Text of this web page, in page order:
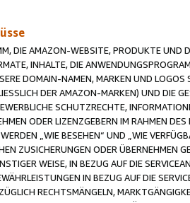
DIE AMAZON-WEBSITE, PRODUKTE UND
INHALTE, DIE
DOMAIN-NAMEN, MARKEN UND
DER AMAZON-MARKEN) UND DIE
SCHUTZRECHTE,
ODER LIZENZGEBERN IM RAHMEN
„WIE BESEHEN“ UND „WIE
ZUSICHERUNGEN ODER ÜBERNEHMEN
WEISE, IN BEZUG AUF DIE
IN BEZUG AUF DIE
RECHTSMÄNGELN,